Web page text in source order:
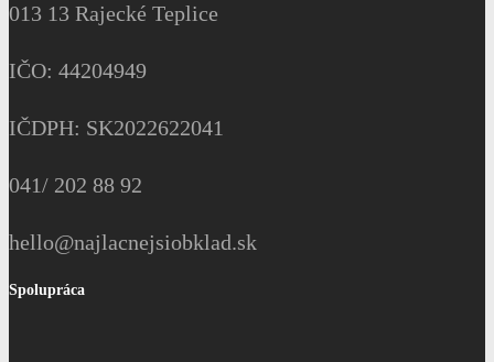
013 13 Rajecké Teplice
IČO: 44204949
IČDPH: SK2022622041
041/ 202 88 92
hello@najlacnejsiobklad.sk
Spolupráca